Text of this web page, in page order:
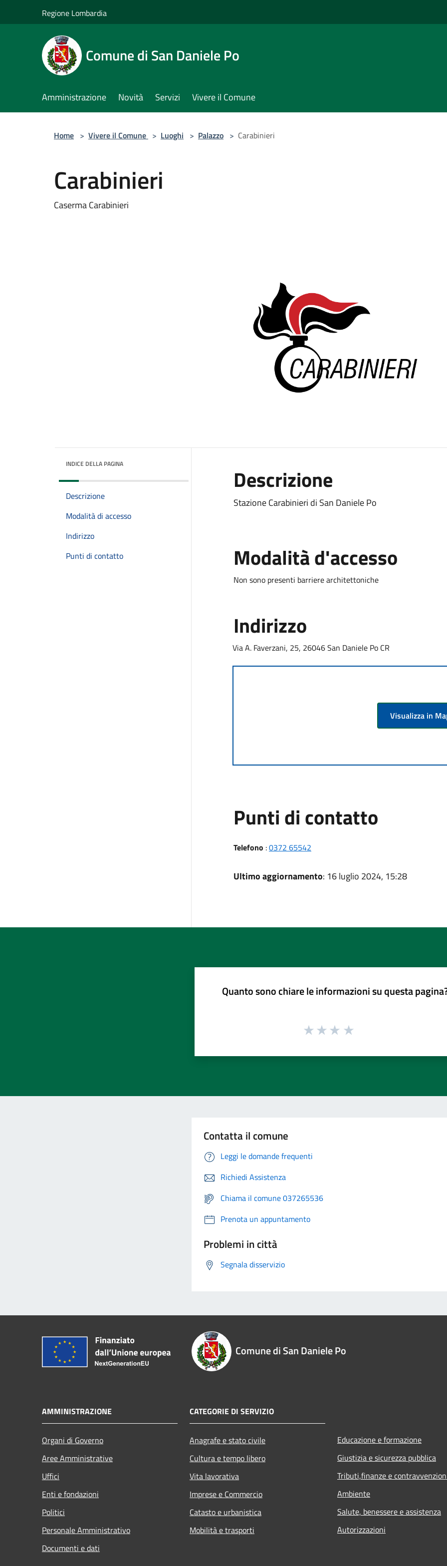
Regione Lombardia
Comune di San Daniele Po
Amministrazione Novità Servizi Vivere il Comune
Home > Vivere il Comune > Luoghi > Palazzo > Carabinieri
Carabinieri
Caserma Carabinieri
INDICE DELLA PAGINA
Descrizione
Modalità di accesso
Indirizzo
Punti di contatto
Descrizione
Stazione Carabinieri di San Daniele Po
Modalità d'accesso
Non sono presenti barriere architettoniche
Indirizzo
Via A. Faverzani, 25, 26046 San Daniele Po CR
Visualizza in
Punti di contatto
Telefono :0372 65542
Ultimo aggiornamento: 16 luglio 2024, 15:28
Quanto sono chiare le informazioni su questa
Contatta il comune
Leggi le domande frequenti
Richiedi Assistenza
Chiama il comune 037265536
Prenota un appuntamento
Problemi in città
Segnala disservizio
Comune di San Daniele Po
AMMINISTRAZIONE
Organi di Governo
Aree Amministrative
Uffici
Enti e fondazioni
Politici
Personale Amministrativo
Documenti e dati
CATEGORIE DI SERVIZIO
Anagrafe e stato civile
Cultura e tempo libero
Vita lavorativa
Imprese e Commercio
Catasto e urbanistica
Mobilità e trasporti
Educazione e formazione
Giustizia e sicurezza pubblica
Tributi,finanze e
Ambiente
Salute, benessere e assistenza
Autorizzazioni